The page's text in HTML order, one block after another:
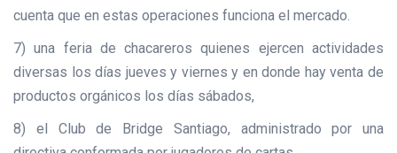
cuenta que en estas operaciones funciona el mercado.
7) una feria de chacareros quienes ejercen actividades
diversas los días jueves y viernes y en donde hay venta de
productos orgánicos los días sábados,
8) el Club de Bridge Santiago, administrado por una